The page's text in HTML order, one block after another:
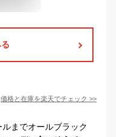
価格と在庫を楽天でチェック >>
までオールブラック